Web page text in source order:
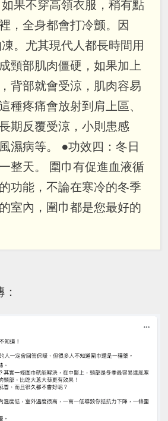
果不穿高領衣服，稍有點
，全身都會打冷颤。因
。尤其現代人都長時間用
頸部肌肉僵硬，如果加上
背部就會受涼，肌肉容易
種疼痛會放射到肩上區、
期反覆受涼，小則患感
濕病等。 ●功效四：冬日
整天。 圍巾有促進血液循
功能，不論在寒冷的冬季
室內，圍巾都是您最好的